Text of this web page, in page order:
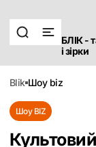
БЛІК -
і зірки
blik шоу biz
Шоу BIZ